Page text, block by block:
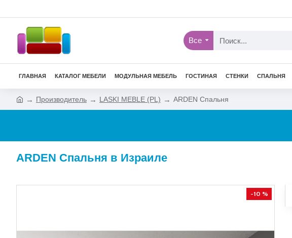
Все
ГЛАВНАЯ КАТАЛОГ МЕБЕЛИ МОДУЛЬНАЯ МЕБЕЛЬ ГОСТИНАЯ СТЕНКИ СПАЛЬНЯ
Производитель LASKI MEBLE (PL) ARDEN Спальня
ARDEN Спальня в Израиле
-10 %